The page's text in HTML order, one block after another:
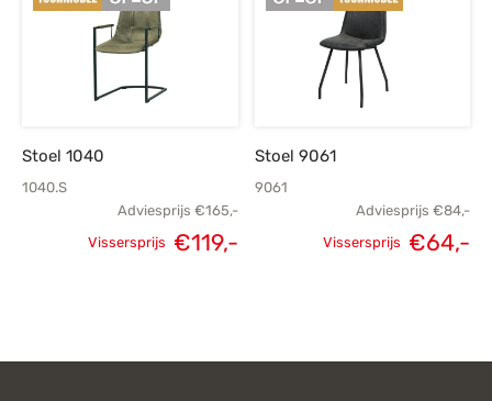
Stoel 1040
1040.S
Adviesprijs €165,-
Oorspronkelijke
Vissersprijs €119,-Huidige
Stoel 9061
9061
Adviesprijs €84,-
Vissersprijs €64,-